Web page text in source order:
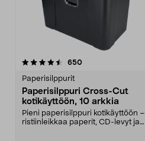
650arvostelut
Paperisilppurit
Paperisilppuri Cross-Cut
kotikäyttöön, 10 arkkia
Pieni paperisilppuri kotikäyttöön –
ristiinleikkaa paperit, CD-levyt ja
4.5 viidestä